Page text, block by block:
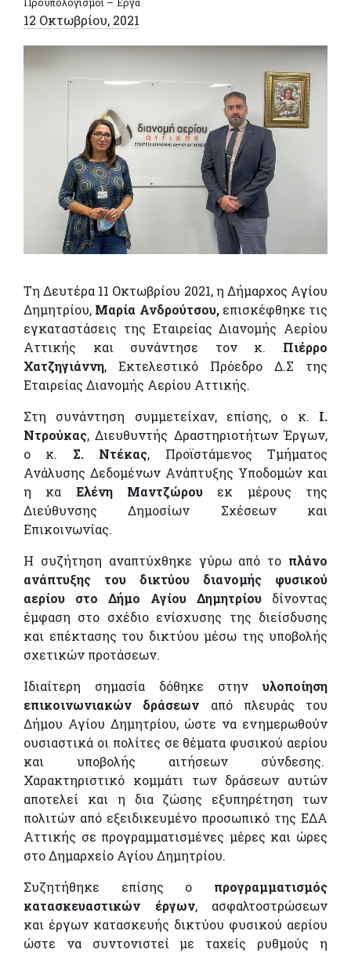
12 Οκτωβρίου, 2021
Τη Δευτέρα 11 Οκτωβρίου 2021, η Δήμαρχος Αγίου
Δημητρίου, Mαρία Ανδρούτσου,επισκέφθηκε τις
εγκαταστάσεις της Εταιρείας Διανομής Αερίου
Αττικής και συνάντησε τον κ. Πιέρρο
Χατζηγιάννη, Εκτελεστικό Πρόεδρο Δ.Σ της
Εταιρείας Διανομής Αερίου Αττικής.
Στη συνάντηση συμμετείχαν, επίσης, ο κ. Ι.
Ντρούκας, Διευθυντής Δραστηριοτήτων Έργων,
ο κ. Σ. Ντέκας, Προϊστάμενος Τμήματος
Ανάλυσης Δεδομένων Ανάπτυξης Υποδομών και
η κα Ελένη Μαντζώρου εκ μέρους της
Διεύθυνσης Δημοσίων Σχέσεων και
Επικοινωνίας.
Η συζήτηση αναπτύχθηκε γύρω από το πλάνο
ανάπτυξης του δικτύου διανομής φυσικού
αερίου στο Δήμο Αγίου Δημητρίου δίνοντας
έμφαση στο σχέδιο ενίσχυσης της διείσδυσης
και επέκτασης του δικτύου μέσω της υποβολής
σχετικών προτάσεων.
Ιδιαίτερη σημασία δόθηκε στηνυλοποίηση
επικοινωνιακών δράσεων από πλευράς του
Δήμου Αγίου Δημητρίου, ώστε να ενημερωθούν
ουσιαστικά οι πολίτες σε θέματα φυσικού αερίου
και υποβολής αιτήσεων σύνδεσης.
Χαρακτηριστικό κομμάτι των δράσεων αυτών
αποτελεί και η δια ζώσης εξυπηρέτηση των
πολιτών από εξειδικευμένο προσωπικό της ΕΔΑ
Αττικής σε προγραμματισμένες μέρες και ώρες
στο Δημαρχείο Αγίου Δημητρίου.
Συζητήθηκε επίσης ο προγραμματισμός
κατασκευαστικών έργων, ασφαλτοστρώσεων
και έργων κατασκευής δικτύου φυσικού αερίου
ώστε να συντονιστεί με ταχείς ρυθμούς η